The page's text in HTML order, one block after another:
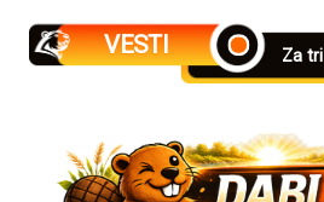
VESTI Za